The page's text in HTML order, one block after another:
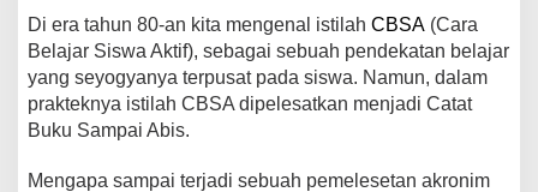
b
o
o
A
p
p
st Li
n
k
a
m
Di era tahun 80-an kita mengenal istilah CBSA(Cara
Belajar Siswa Aktif), sebagai sebuah pendekatan belajar
yang seyogyanya terpusat pada siswa. Namun, dalam
prakteknya istilah CBSA dipelesatkan menjadi Catat
Buku Sampai Abis.
Mengapa sampai terjadi sebuah pemelesetan akronim